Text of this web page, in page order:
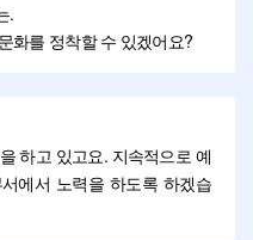
.
화를 정착할 수 있겠어요?
하고 있고요. 지속적으로 예
에서 노력을 하도록 하겠습